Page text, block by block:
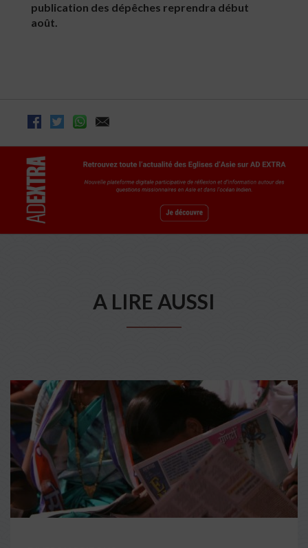
publication des dépêches reprendra début
août.
A LIRE AUSSI